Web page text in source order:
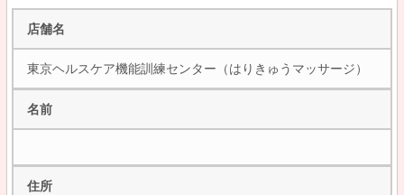
店舗名
東京ヘルスケア機能訓練センター（はりきゅうマッサージ）
名前
住所